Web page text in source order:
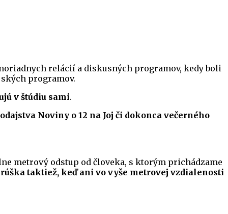
relácií a diskusných programov, kedy boli
programov.
v štúdiu sami.
Noviny o 12 na Joj či dokonca večerného
metrový odstup od človeka, s ktorým prichádzame
taktiež, keď ani vo vyše metrovej vzdialenosti